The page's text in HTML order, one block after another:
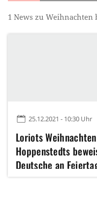
1 News zu Weihnachten
25.12.2021 - 10:30 Uhr
Loriots
Hoppenstedts
Deutsche an
unerträglich sind